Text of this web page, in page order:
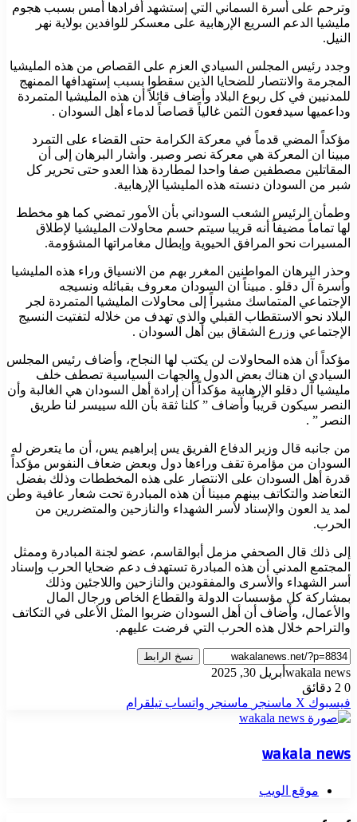
وترحم على أسرة السماني التي إستشهد أفرادها أمس بسبب هجوم
مليشيا الدعم السريع الإرهابية على معسكر للوافدين بولاية نهر
النيل.
وجدد رئيس المجلس السيادي العزم على القصاص من هذه المليشيا
المجرمة والانتصار للضحايا الذين سقطوا بسبب إستهدافها الممنهج
للمدنيين في كل ربوع البلاد وأضاف قائلاً أن هذه المليشيا المتمردة
وداعميها سيدفعون الثمن غالياً قصاصاً لدماء أهل السودان .
مؤكداً المضي قدماً في معركة الكرامة حتى القضاء على التمرد
مبينا ان المعركة هي معركة نصر وصبر. وأشار البرهان إلى أن
المقاتلين مصطفين صفا واحدا لمطاردة هذا العدو حتى تحرير كل
شبر من السودان دنسته هذه المليشيا الإرهابية.
وطمأن الرئيس الشعب السوداني بأن الأمور تمضي كما هو مخطط
لها تماماً مضيفاً أنه قريبا سيتم حسم محاولات المليشيا لإطلاق
المسيرات نحو المرافق الحيوية وإبطال مغامراتها المشؤومة.
وحذر البرهان المواطنين المغرر بهم من الانسياق وراء هذه المليشيا
وأسرة آل دقلو . مبيناً ان السودان معروف بقبائله ونسيجه
الإجتماعي المتماسك مشيراً إلى محاولات المليشيا المتمردة لجر
البلاد نحو الاستقطاب القبلي والذي تهدف من خلاله لتفتيت النسيج
الإجتماعي وزرع الشقاق بين أهل السودان .
مؤكداً أن هذه المحاولات لن يكتب لها النجاح، وأضاف رئيس المجلس
السيادي ان هناك بعض الدول والجهات السياسية تصطف خلف
مليشيا آل دقلو الإرهابية مؤكداً أن إرادة أهل السودان هي الغالبة وأن
النصر سيكون قريباً وأضاف ” كلنا ثقة بأن الله سييسر لنا طريق
النصر ” .
من جانبه قال وزير الدفاع الفريق يس إبراهيم يس، أن ما يتعرض له
السودان من مؤامرة تقف وراءها دول وبعض ضعاف النفوس مؤكداً
قدرة أهل السودان على الانتصار على هذه المخططات وذلك بفضل
التعاضد والتكاتف بينهم مبينا أن هذه المبادرة تحت شعار عافية وطن
لمد يد العون والإسناد لأسر الشهداء والنازحين والمتضررين من
الحرب.
إلى ذلك قال الصحفي مزمل أبوالقاسم، عضو لجنة المبادرة وممثل
المجتمع المدني أن هذه المبادرة تستهدف دعم ضحايا الحرب وإسناد
أسر الشهداء والأسرى والمفقودين والنازحين واللاجئين وذلك
بمشاركة كل مؤسسات الدولة والقطاع الخاص ورجال المال
والأعمال، وأضاف أن أهل السودان ضربوا المثل الأعلى في التكاتف
والتراحم خلال هذه الحرب التي فرضت عليهم.
نسخ الرابط
wakala news أبريل 30, 2025
0
فيسبوك ‫X ماسنجر ماسنجر واتساب تيلقرام
wakala news
موقع الويب